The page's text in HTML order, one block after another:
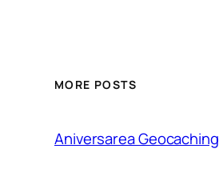
MORE POSTS
Aniversarea Geocaching